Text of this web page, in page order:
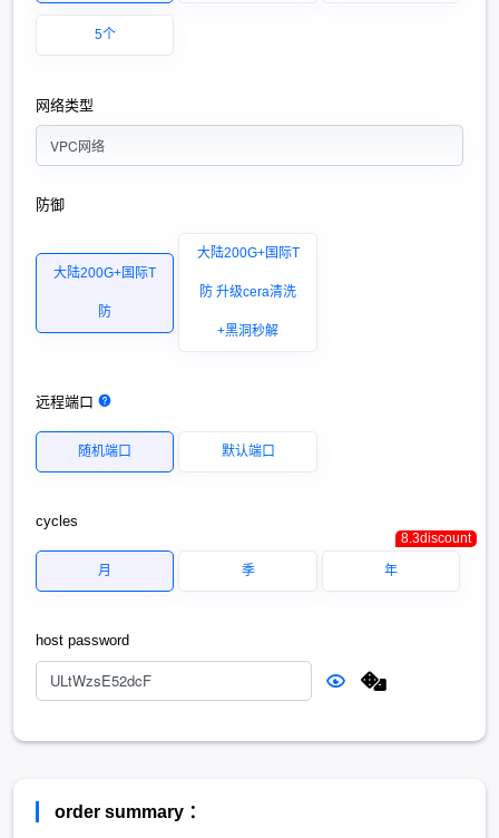
5个
网络类型
VPC网络
防御
大陆200G+国际T
防
大陆200G+国际T
防 升级cera清洗
+黑洞秒解
远程端口
随机端口 默认端口
cycles
月 季 年
8.3discount
host password
order summary ：